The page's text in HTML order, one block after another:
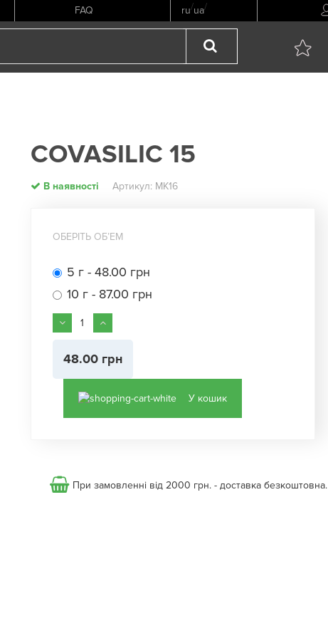
FAQ ru/ua/
COVASILIC 15
В наявності Артикул: МК16
ОБЕРІТЬ ОБʼЕМ
5 г - 48.00 грн
10 г - 87.00 грн
48.00 грн
У кошик
При замовленні від 2000 грн. - доставка безкоштовна.